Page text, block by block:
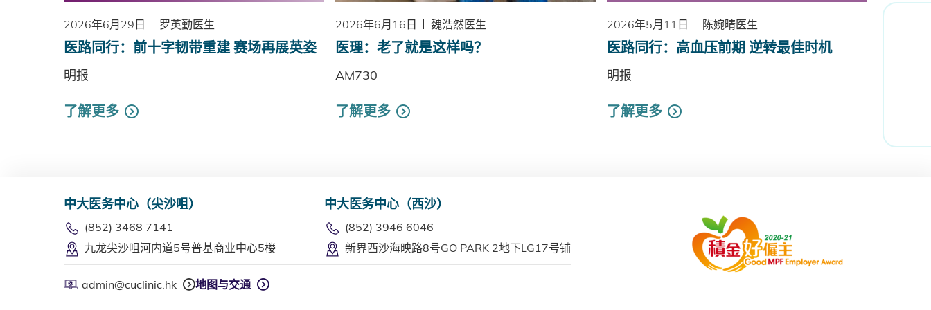
2026年6月29日 罗英勤医生
医路同行：前十字韧带重建 赛场再展英姿
明报
了解更多
2026年6月16日 魏浩然医生
医理：老了就是这样吗？
AM730
了解更多
2026年5月11日 陈婉晴医生
医路同行：高血压前期 逆转最佳时机
明报
了解更多
中大医务中心（尖沙咀）
(852) 3468 7141
九龙尖沙咀河内道5号普基商业中心5楼
中大医务中心（西沙）
(852) 3946 6046
新界西沙海映路8号GO PARK 2地下LG17号铺
admin@cuclinic.hk 地图与交通